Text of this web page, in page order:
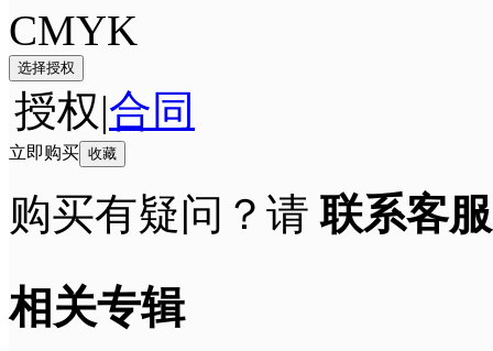
CMYK
选择授权
授权|合同
立即购买 收藏
购买有疑问？请联系客服
相关专辑